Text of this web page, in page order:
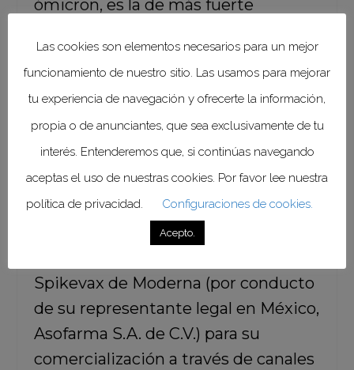
ómicron, es la de más fuerte
Américas.
Por otra parte,la Comisión Federal
para la Protección de Riesgos
Sanitarios (Cofepris) otorgó el 7 de
diciembre del año pasado los
registros sanitarios a las vacunas
contra el SARS-CoV-2 a la vacuna
Spikevax de Moderna (por conducto
de su representante legal en México,
Asofarma S.A. de C.V.) para su
comercialización a través de canales
Las cookies son elementos necesarios para un mejor
funcionamiento de nuestro sitio. Las usamos para mejorar
tu experiencia de navegación y ofrecerte la información,
propia o de anunciantes, que sea exclusivamente de tu
interés. Entenderemos que, si continúas navegando
aceptas el uso de nuestras cookies. Por favor lee nuestra
política de privacidad.
Configuraciones de cookies.
Acepto.